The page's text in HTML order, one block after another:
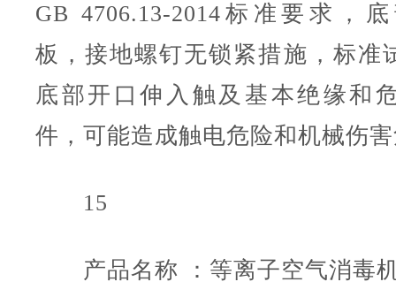
GB 4706.13-2014标准要求，
板，接地螺钉无锁紧措施，标准
底部开口伸入触及基本绝缘和
件，可能造成触电危险和机械伤
15
产品名称 ：等离子空气消毒